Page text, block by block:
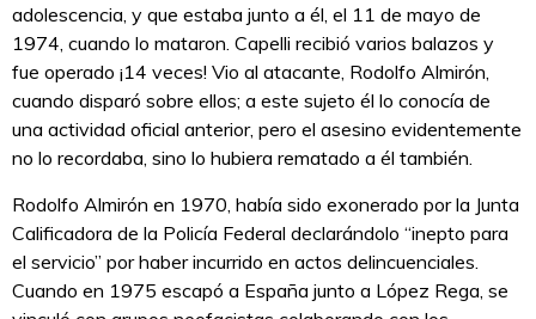
adolescencia, y que estaba junto a él, el 11 de mayo de
1974, cuando lo mataron. Capelli recibió varios balazos y
fue operado ¡14 veces! Vio al atacante, Rodolfo Almirón,
cuando disparó sobre ellos; a este sujeto él lo conocía de
una actividad oficial anterior, pero el asesino evidentemente
no lo recordaba, sino lo hubiera rematado a él también.
Rodolfo Almirón en 1970, había sido exonerado por la Junta
Calificadora de la Policía Federal declarándolo “inepto para
el servicio” por haber incurrido en actos delincuenciales.
Cuando en 1975 escapó a España junto a López Rega, se